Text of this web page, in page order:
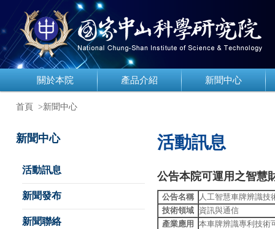
關於本院 產品介紹 新聞中心
首頁 >新聞中心
新聞中心
活動訊息
新聞發布
新聞聯絡
活動訊息
公告本院可運用之智慧
公告名稱
人工智慧車牌辨識技
技術領域 資訊與通信
產業應用
本車牌辨識專利技術